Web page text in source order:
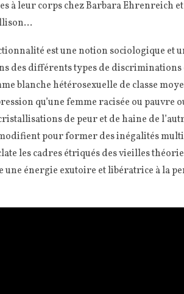
à leur corps chez Barbara Ehrenreich
est une notion sociologique et
des différents types de discriminations
blanche hétérosexuelle de classe
qu’une femme racisée ou pauvre
de peur et de haine de
pour former des inégalités
les cadres étriqués des vieilles
une énergie exutoire et libératrice à la